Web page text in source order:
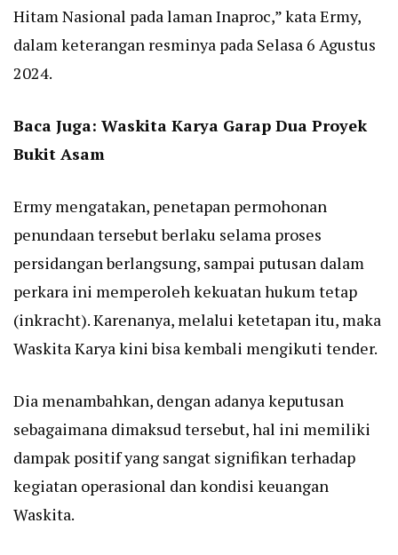
Hitam Nasional pada laman Inaproc,” kata Ermy,
dalam keterangan resminya pada Selasa 6 Agustus
2024.
Baca Juga: Waskita Karya Garap Dua Proyek
Bukit Asam
Ermy mengatakan, penetapan permohonan
penundaan tersebut berlaku selama proses
persidangan berlangsung, sampai putusan dalam
perkara ini memperoleh kekuatan hukum tetap
(inkracht). Karenanya, melalui ketetapan itu, maka
Waskita Karya kini bisa kembali mengikuti tender.
Dia menambahkan, dengan adanya keputusan
sebagaimana dimaksud tersebut, hal ini memiliki
dampak positif yang sangat signifikan terhadap
kegiatan operasional dan kondisi keuangan
Waskita.